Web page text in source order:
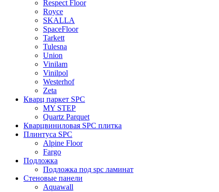
Respect Floor
Royce
SKALLA
SpaceFloor
Tarkett
Tulesna
Union
Vinilam
Vinilpol
Westerhof
Zeta
Кварц паркет SPC
MY STEP
Quartz Parquet
Кварцвиниловая SPC плитка
Плинтуса SPC
Alpine Floor
Fargo
Подложка
Подложка под spc ламинат
Стеновые панели
Aquawall